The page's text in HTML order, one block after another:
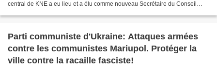
central de KNE a eu lieu et a élu comme nouveau Secrétaire du Conseil
Parti communiste d'Ukraine: Attaques armées
contre les communistes Mariupol. Protéger la
ville contre la racaille fasciste!